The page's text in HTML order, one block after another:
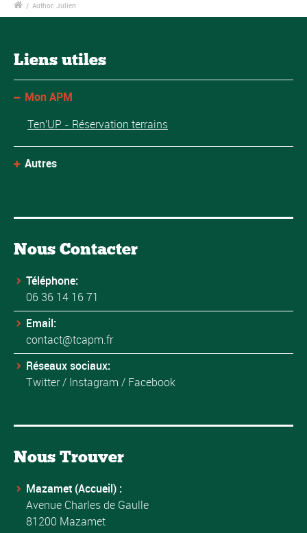
/ Author: Julien
Liens utiles
Mon APM
Ten'UP - Réservation terrains
Autres
Nous Contacter
Téléphone:
06 36 14 16 71
Email:
contact@tcapm.fr
Réseaux sociaux:
Twitter/ Instagram / Facebook
Nous Trouver
Mazamet (Accueil) :
Avenue Charles de Gaulle
81200 Mazamet